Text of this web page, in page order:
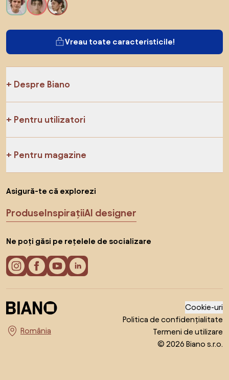
Vreau toate caracteristicile!
Despre Biano
Pentru utilizatori
Pentru magazine
Asigură-te că explorezi
ProduseInspirațiiAI designer
Ne poți găsi pe rețelele de socializare
Alege țara
Cookie-uri
Politica de confidențialitate
Termeni de utilizare
© 2026 Biano s.r.o.